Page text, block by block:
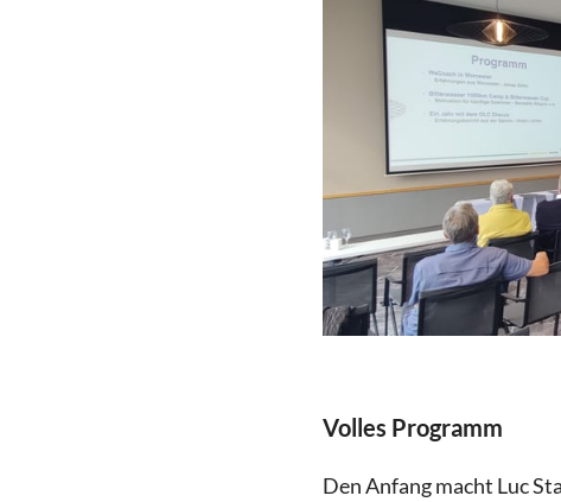
Volles Programm
Den Anfang macht Luc